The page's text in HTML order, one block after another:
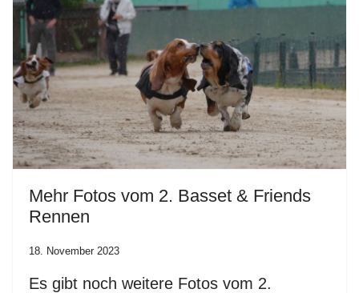
Mehr Fotos vom 2. Basset & Friends
Rennen
18. November 2023
Es gibt noch weitere Fotos vom 2.